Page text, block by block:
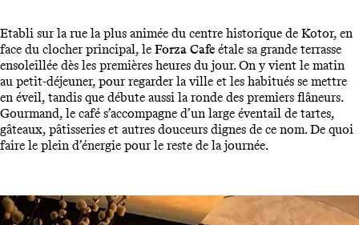
Etabli sur la rue la plus animée du centre historique de Kotor, en
face du clocher principal, le Forza Cafe étale sa grande terrasse
ensoleillée dès les premières heures du jour. On y vient le matin
au petit-déjeuner, pour regarder la ville et les habitués se mettre
en éveil, tandis que débute aussi la ronde des premiers flâneurs.
Gourmand, le café s’accompagne d’un large éventail de tartes,
gâteaux, pâtisseries et autres douceurs dignes de ce nom. De quoi
faire le plein d’énergie pour le reste de la journée.